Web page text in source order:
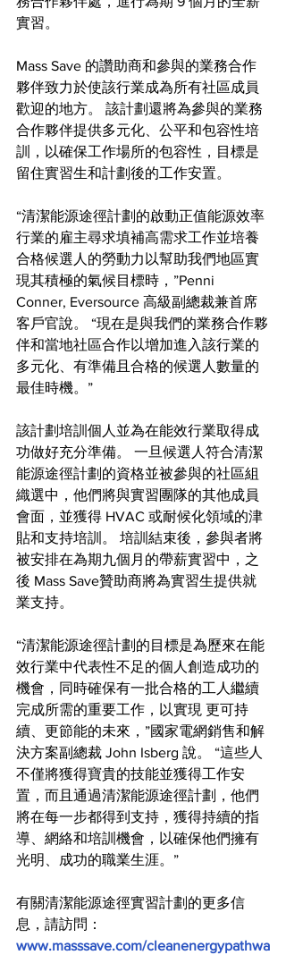
實習。
Mass Save 的讚助商和參與的業務合作
夥伴致力於使該行業成為所有社區成員
歡迎的地方。 該計劃還將為參與的業務
合作夥伴提供多元化、公平和包容性培
訓，以確保工作場所的包容性，目標是
留住實習生和計劃後的工作安置。
“清潔能源途徑計劃的啟動正值能源效率
行業的雇主尋求填補高需求工作並培養
合格候選人的勞動力以幫助我們地區實
現其積極的氣候目標時，”Penni
Conner, Eversource 高級副總裁兼首席
客戶官說。 “現在是與我們的業務合作夥
伴和當地社區合作以增加進入該行業的
多元化、有準備且合格的候選人數量的
最佳時機。”
該計劃培訓個人並為在能效行業取得成
功做好充分準備。 一旦候選人符合清潔
能源途徑計劃的資格並被參與的社區組
織選中，他們將與實習團隊的其他成員
會面，並獲得 HVAC 或耐候化領域的津
貼和支持培訓。 培訓結束後，參與者將
被安排在為期九個月的帶薪實習中，之
後 Mass Save贊助商將為實習生提供就
業支持。
“清潔能源途徑計劃的目標是為歷來在能
效行業中代表性不足的個人創造成功的
機會，同時確保有一批合格的工人繼續
完成所需的重要工作，以實現 更可持
續、更節能的未來，”國家電網銷售和解
決方案副總裁 John Isberg 說。 “這些人
不僅將獲得寶貴的技能並獲得工作安
置，而且通過清潔能源途徑計劃，他們
將在每一步都得到支持，獲得持續的指
導、網絡和培訓機會，以確保他們擁有
光明、成功的職業生涯。”
有關清潔能源途徑實習計劃的更多信
息，請訪問：
www.masssave.com/cleanenergypathwa